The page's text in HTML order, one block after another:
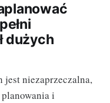
dużych
jest niezaprzeczalna,
i